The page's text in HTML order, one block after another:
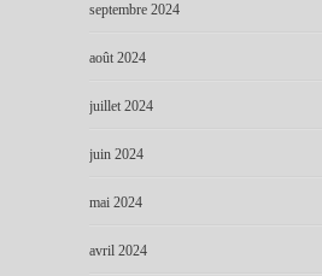
septembre 2024
août 2024
juillet 2024
juin 2024
mai 2024
avril 2024